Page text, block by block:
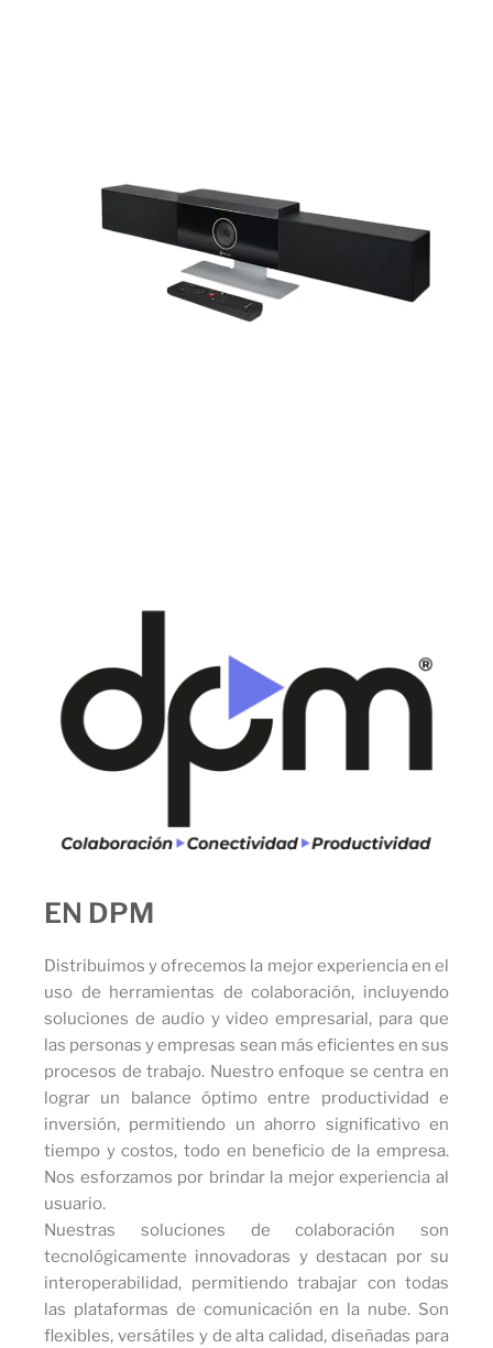
EN DPM
Distribuimos y ofrecemos la mejor experiencia en el
uso de herramientas de colaboración, incluyendo
soluciones de audio y video empresarial, para que
las personas y empresas sean más eficientes en sus
procesos de trabajo. Nuestro enfoque se centra en
lograr un balance óptimo entre productividad e
inversión, permitiendo un ahorro significativo en
tiempo y costos, todo en beneficio de la empresa.
Nos esforzamos por brindar la mejor experiencia al
usuario.
Nuestras soluciones de colaboración son
tecnológicamente innovadoras y destacan por su
interoperabilidad, permitiendo trabajar con todas
las plataformas de comunicación en la nube. Son
flexibles, versátiles y de alta calidad, diseñadas para